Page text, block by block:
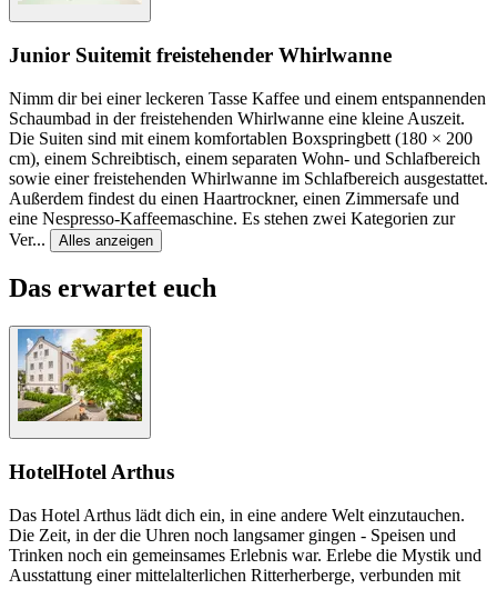
Junior Suitemit freistehender Whirlwanne
Nimm dir bei einer leckeren Tasse Kaffee und einem entspannenden
Schaumbad in der freistehenden Whirlwanne eine kleine Auszeit.
Die Suiten sind mit einem komfortablen Boxspringbett (180 × 200
cm), einem Schreibtisch, einem separaten Wohn- und Schlafbereich
sowie einer freistehenden Whirlwanne im Schlafbereich ausgestattet.
Außerdem findest du einen Haartrockner, einen Zimmersafe und
eine Nespresso-Kaffeemaschine. Es stehen zwei Kategorien zur
Ver... Alles anzeigen
Das erwartet euch
HotelHotel Arthus
Das Hotel Arthus lädt dich ein, in eine andere Welt einzutauchen.
Die Zeit, in der die Uhren noch langsamer gingen - Speisen und
Trinken noch ein gemeinsames Erlebnis war. Erlebe die Mystik und
Ausstattung einer mittelalterlichen Ritterherberge, verbunden mit